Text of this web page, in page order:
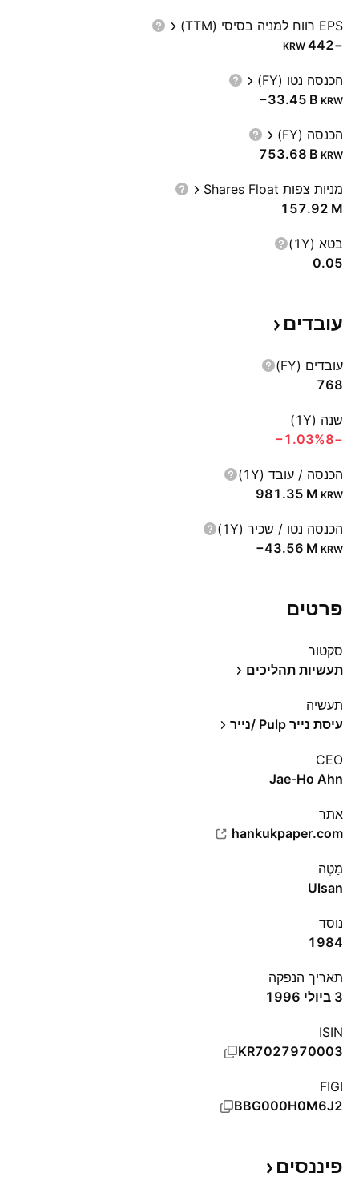
EPS רווח למניה בסיסי (TTM)
−442
KRW
הכנסה נטו (FY)
‪−33.45 B‬ KRW
הכנסה (FY)
‪753.68 B‬ KRW
מניות צפות Shares Float
‪157.92 M‬
בטא (1Y)
0.05
עובדים
עובדים (FY)
768
שנה (1Y)
−8
‪−1.03%‬
הכנסה / עובד (1Y)
‪981.35 M‬ KRW
הכנסה נטו / שכיר (1Y)
‪−43.56 M‬ KRW
פרטים
סקטור
תעשיות תהליכים
תעשיה
עיסת נייר Pulp /נייר
CEO
Jae-Ho Ahn
אתר‏
hankukpaper.com
מַטֶה
Ulsan
נוסד
1984
תאריך הנפקה
3 ביולי 1996
ISIN
KR7027970003
FIGI
BBG000H0M6J2
פיננסים